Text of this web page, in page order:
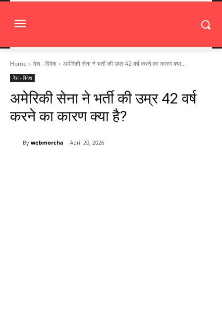
Home देश - विदेश अमेरिकी सेना ने भर्ती की उम्र 42 वर्ष करने का कारण क्या...
देश - विदेश
अमेरिकी सेना ने भर्ती की उम्र 42 वर्ष
करने का कारण क्या है?
By webmorcha April 20, 2026